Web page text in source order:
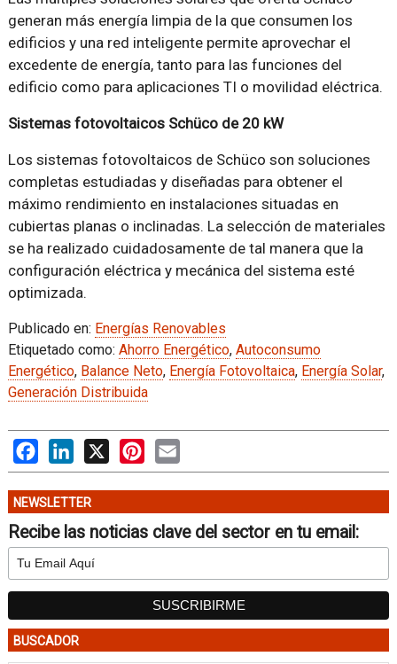
generan más energía limpia de la que consumen los
edificios y una red inteligente permite aprovechar el
excedente de energía, tanto para las funciones del
edificio como para aplicaciones TI o movilidad eléctrica.
Sistemas fotovoltaicos Schüco de 20 kW
Los sistemas fotovoltaicos de Schüco son soluciones
completas estudiadas y diseñadas para obtener el
máximo rendimiento en instalaciones situadas en
cubiertas planas o inclinadas. La selección de materiales
se ha realizado cuidadosamente de tal manera que la
configuración eléctrica y mecánica del sistema esté
optimizada.
Publicado en: Energías Renovables
Etiquetado como: Ahorro Energético, Autoconsumo
Energético, Balance Neto, Energía Fotovoltaica, Energía Solar,
Generación Distribuida
FacebookLinkedIn
X PinterestEmail
NEWSLETTER
Recibe las noticias clave del sector en tu email:
BUSCADOR